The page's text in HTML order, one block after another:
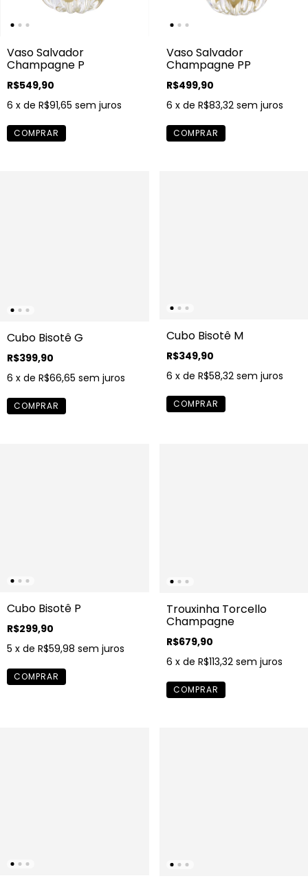
Vaso Salvador
Champagne P
R$549,90
6 x de R$91,65 sem juros
Vaso Salvador
Champagne PP
R$499,90
6 x de R$83,32 sem juros
Cubo Bisotê G
R$399,90
6 x de R$66,65 sem juros
Cubo Bisotê M
R$349,90
6 x de R$58,32 sem juros
Cubo Bisotê P
R$299,90
5 x de R$59,98 sem juros
Trouxinha Torcello
Champagne
R$679,90
6 x de R$113,32 sem juros